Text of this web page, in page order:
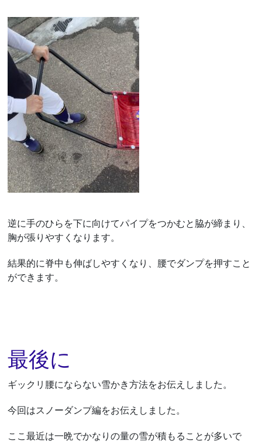
逆に手のひらを下に向けてパイプをつかむと脇が締まり、
胸が張りやすくなります。
結果的に脊中も伸ばしやすくなり、腰でダンプを押すこと
ができます。
最後に
ギックリ腰にならない雪かき方法をお伝えしました。
今回はスノーダンプ編をお伝えしました。
ここ最近は一晩でかなりの量の雪が積もることが多いで